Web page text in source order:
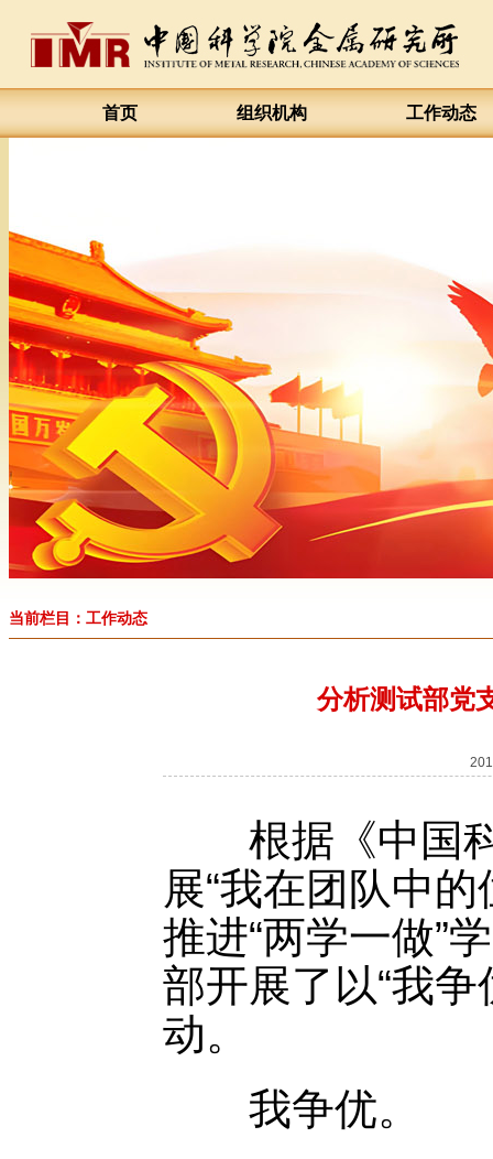
首页 组织机构 工作动态
当前栏目：工作动态
分析测试部党
根据《中国科
展“我在团队中
推进“两学一做”
部开展了以“我
动。
我争优。